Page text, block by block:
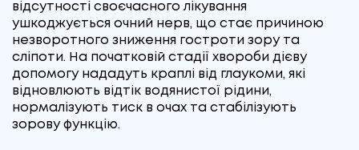
відсутності своєчасного лікування
ушкоджується очний нерв, що стає причиною
незворотного зниження гостроти зору та
сліпоти. На початковій стадії хвороби дієву
допомогу нададуть краплі від глаукоми, які
відновлюють відтік водянистої рідини,
нормалізують тиск в очах та стабілізують
зорову функцію.